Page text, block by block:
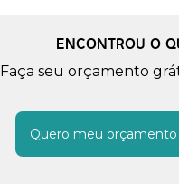
ENCONTROU O
Faça seu orçamento
Quero meu orçamento